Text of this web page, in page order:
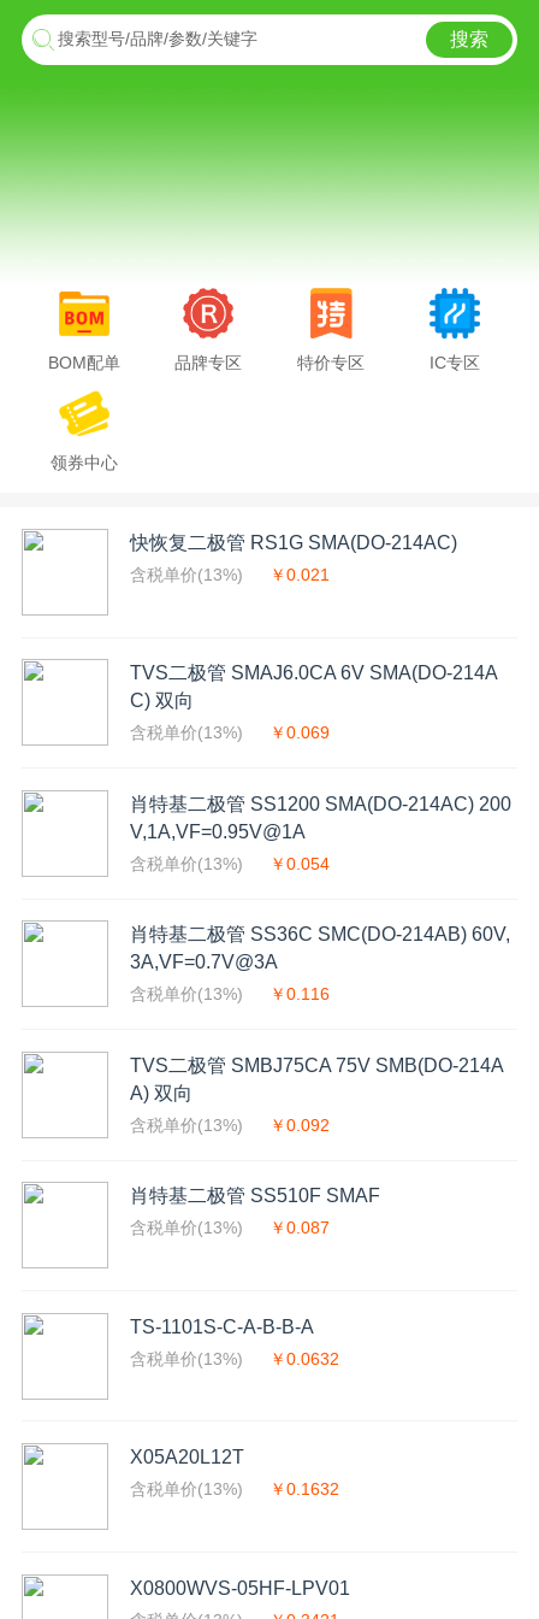
搜索型号/品牌/参数/关键字 搜索
BOM配单 品牌专区 特价专区 IC专区
领券中心
快恢复二极管 RS1G SMA(DO-214AC)
含税单价(13%) ￥0.021
TVS二极管 SMAJ6.0CA 6V SMA(DO-214A
C) 双向
含税单价(13%) ￥0.069
肖特基二极管 SS1200 SMA(DO-214AC) 200
V,1A,VF=0.95V@1A
含税单价(13%) ￥0.054
肖特基二极管 SS36C SMC(DO-214AB) 60V,
3A,VF=0.7V@3A
含税单价(13%) ￥0.116
TVS二极管 SMBJ75CA 75V SMB(DO-214A
A) 双向
含税单价(13%) ￥0.092
肖特基二极管 SS510F SMAF
含税单价(13%) ￥0.087
TS-1101S-C-A-B-B-A
含税单价(13%) ￥0.0632
X05A20L12T
含税单价(13%) ￥0.1632
X0800WVS-05HF-LPV01